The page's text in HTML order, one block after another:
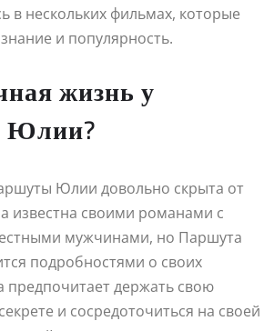
в нескольких фильмах, которые
и популярность.
жизнь у
Юлии довольно скрыта от
известна своими романами с
мужчинами, но Паршута
подробностями о своих
держать свою
и сосредоточиться на своей